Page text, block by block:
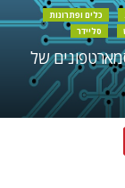
כלים ופתרונות
סליידר
של